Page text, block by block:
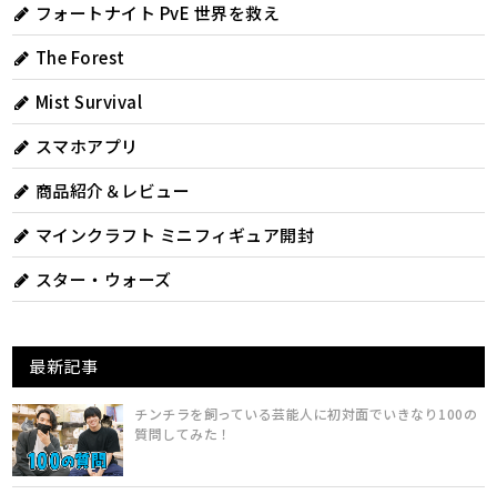
フォートナイト PvE 世界を救え
The Forest
Mist Survival
スマホアプリ
商品紹介＆レビュー
マインクラフト ミニフィギュア開封
スター・ウォーズ
最新記事
チンチラを飼っている芸能人に初対面でいきなり100の
質問してみた！